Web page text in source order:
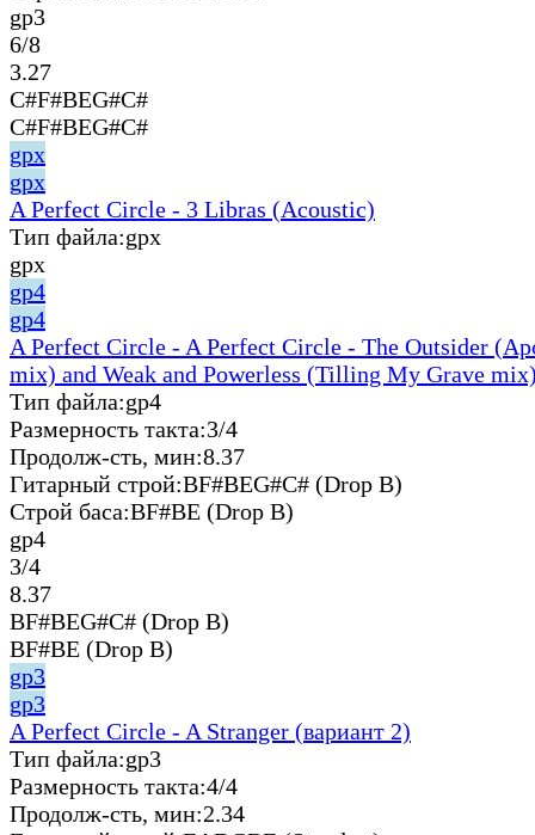
gp3
6/8
3.27
C#F#BEG#C#
C#F#BEG#C#
gpx
gpx
A Perfect Circle - 3 Libras (Acoustic)
Тип файла:gpx
gpx
gp4
gp4
A Perfect Circle - A Perfect Circle - The Outsider
mix) and Weak and Powerless (Tilling My Grave
Тип файла:gp4
Размерность такта:3/4
Продолж-сть, мин:8.37
Гитарный строй:BF#BEG#C# (Drop B)
Строй баса:BF#BE (Drop B)
gp4
3/4
8.37
BF#BEG#C# (Drop B)
BF#BE (Drop B)
gp3
gp3
A Perfect Circle - A Stranger (вариант 2)
Тип файла:gp3
Размерность такта:4/4
Продолж-сть, мин:2.34